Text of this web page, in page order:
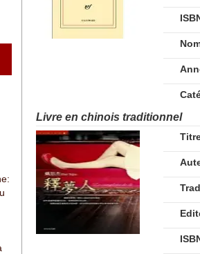
Livre en chinois traditionnel